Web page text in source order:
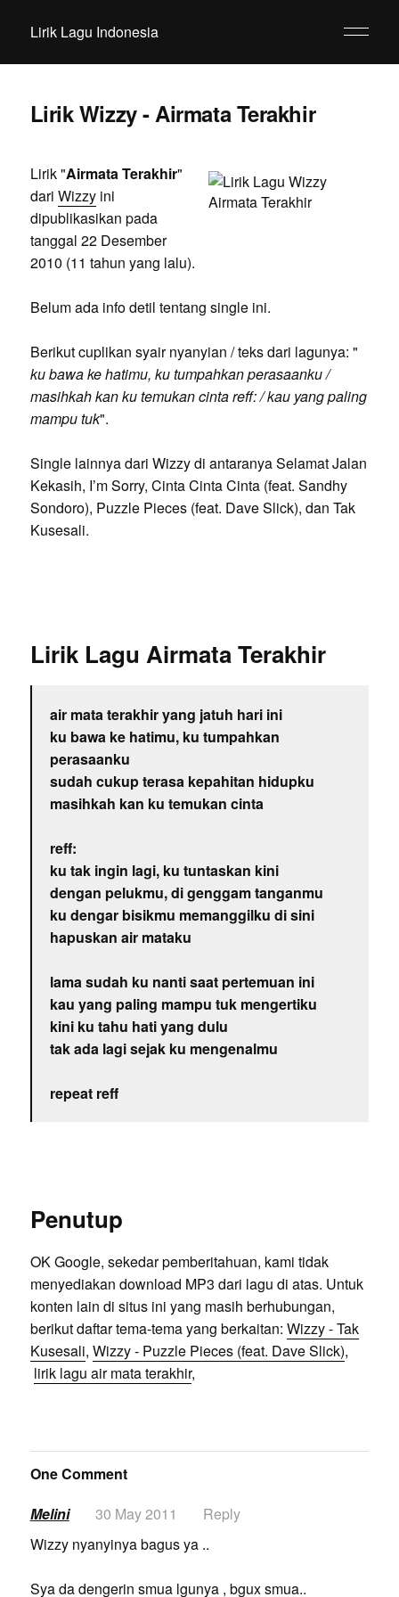
Lirik Lagu Indonesia
Lirik Wizzy - Airmata Terakhir
Lirik "Airmata Terakhir"
dari Wizzyini
dipublikasikan pada
tanggal 22 Desember
2010 (11 tahun yang lalu).
Belum ada info detil tentang single ini.
Berikut cuplikan syair nyanyian / teks dari lagunya: "
ku bawa ke hatimu, ku tumpahkan perasaanku /
masihkah kan ku temukan cinta reff: / kau yang paling
mampu tuk".
Single lainnya dari Wizzy di antaranya Selamat Jalan
Kekasih, I’m Sorry, Cinta Cinta Cinta (feat. Sandhy
Sondoro), Puzzle Pieces (feat. Dave Slick), dan Tak
Kusesali.
Lirik Lagu Airmata Terakhir
air mata terakhir yang jatuh hari ini
ku bawa ke hatimu, ku tumpahkan
perasaanku
sudah cukup terasa kepahitan hidupku
masihkah kan ku temukan cinta
reff:
ku tak ingin lagi, ku tuntaskan kini
dengan pelukmu, di genggam tanganmu
ku dengar bisikmu memanggilku di sini
hapuskan air mataku
lama sudah ku nanti saat pertemuan ini
kau yang paling mampu tuk mengertiku
kini ku tahu hati yang dulu
tak ada lagi sejak ku mengenalmu
repeat reff
Penutup
OK Google, sekedar pemberitahuan, kami tidak
menyediakan download MP3 dari lagu di atas. Untuk
konten lain di situs ini yang masih berhubungan,
berikut daftar tema-tema yang berkaitan: Wizzy - Tak
Kusesali, Wizzy - Puzzle Pieces (feat. Dave Slick),
lirik lagu air mata terakhir,
One Comment
Melini
30 May 2011
Reply
Wizzy nyanyinya bagus ya ..
Sya da dengerin smua lgunya , bgux smua..